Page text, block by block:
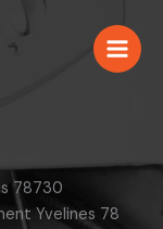
78730
Yvelines 78